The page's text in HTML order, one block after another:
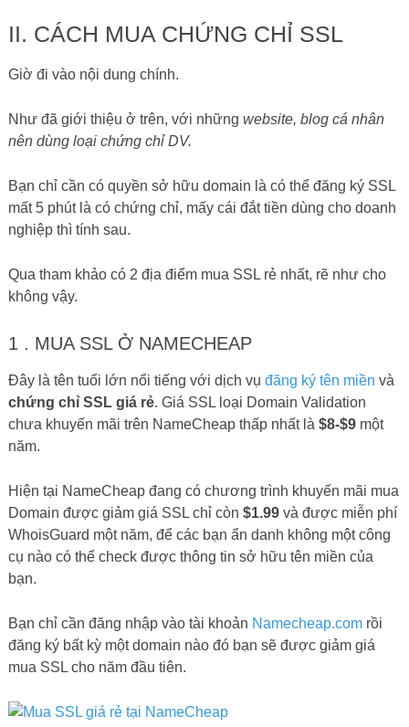
II. CÁCH MUA CHỨNG CHỈ SSL
Giờ đi vào nội dung chính.
Như đã giới thiệu ở trên, với những website, blog cá nhân
nên dùng loại chứng chỉ DV.
Bạn chỉ cần có quyền sở hữu domain là có thể đăng ký SSL
mất 5 phút là có chứng chỉ, mấy cái đắt tiền dùng cho doanh
nghiệp thì tính sau.
Qua tham khảo có 2 địa điểm mua SSL rẻ nhất, rẽ như cho
không vậy.
1 . MUA SSL Ở NAMECHEAP
Đây là tên tuổi lớn nổi tiếng với dịch vụ đăng ký tên miền và
chứng chỉ SSL giá rẻ. Giá SSL loại Domain Validation
chưa khuyến mãi trên NameCheap thấp nhất là $8-$9 một
năm.
Hiện tại NameCheap đang có chương trình khuyến mãi mua
Domain được giảm giá SSL chỉ còn $1.99và được miễn phí
WhoisGuard một năm, để các bạn ẩn danh không một công
cụ nào có thể check được thông tin sở hữu tên miền của
bạn.
Bạn chỉ cần đăng nhập vào tài khoản Namecheap.comrồi
đăng ký bất kỳ một domain nào đó bạn sẽ được giảm giá
mua SSL cho năm đầu tiên.